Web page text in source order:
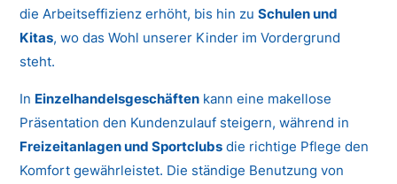
die Arbeitseffizienz erhöht, bis hin zuSchulen und
Kitas, wo das Wohl unserer Kinder im Vordergrund
steht.
In Einzelhandelsgeschäften kann eine makellose
Präsentation den Kundenzulauf steigern, während in
Freizeitanlagen und Sportclubs die richtige Pflege den
Komfort gewährleistet. Die ständige Benutzung von